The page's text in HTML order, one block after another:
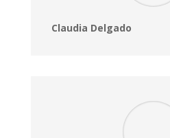
Claudia Delgado